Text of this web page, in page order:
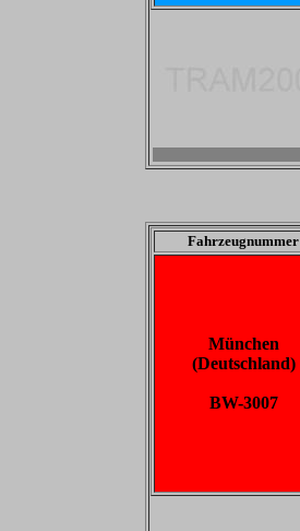
Fahrzeugnummer
München
(Deutschland)
BW-3007